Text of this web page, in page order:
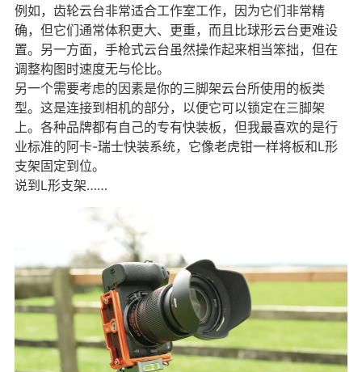
例如，齿轮云台非常适合工作室工作，因为它们非常精
确，但它们通常体积更大、更重，而且比球形云台更难设
置。另一方面，手枪式云台虽然操作起来相当笨拙，但在
调整构图时速度无与伦比。
另一个需要考虑的因素是你的三脚架云台所使用的板类
型。这是连接到相机的部分，以便它可以锁定在三脚架
上。各种品牌都有自己的专有快装板，但我最喜欢的是行
业标准的阿卡-瑞士快装系统，它像老虎钳一样将板和L形
支架固定到位。
说到L形支架……